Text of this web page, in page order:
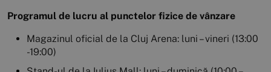
Programul de lucru al punctelor fizice de vânzare
Magazinul oficial de la Cluj Arena: luni – vineri (13:00
-19:00)